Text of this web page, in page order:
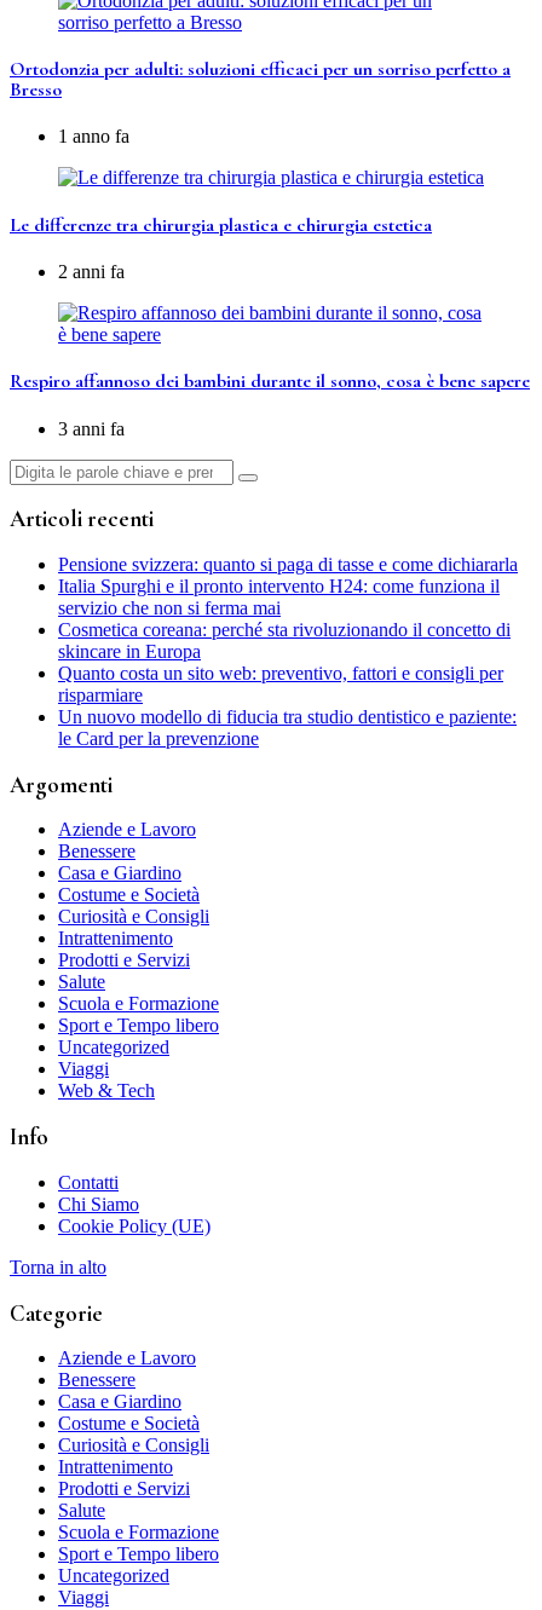
Ortodonzia per adulti: soluzioni efficaci per un sorriso perfetto a
Bresso
1 anno fa
Le differenze tra chirurgia plastica e chirurgia estetica
2 anni fa
Respiro affannoso dei bambini durante il sonno, cosa è bene sapere
3 anni fa
Cerca:
Articoli recenti
Pensione svizzera: quanto si paga di tasse e come dichiararla
Italia Spurghi e il pronto intervento H24: come funziona il
servizio che non si ferma mai
Cosmetica coreana: perché sta rivoluzionando il concetto di
skincare in Europa
Quanto costa un sito web: preventivo, fattori e consigli per
risparmiare
Un nuovo modello di fiducia tra studio dentistico e paziente:
le Card per la prevenzione
Argomenti
Aziende e Lavoro
Benessere
Casa e Giardino
Costume e Società
Curiosità e Consigli
Intrattenimento
Prodotti e Servizi
Salute
Scuola e Formazione
Sport e Tempo libero
Uncategorized
Viaggi
Web & Tech
Info
Contatti
Chi Siamo
Cookie Policy (UE)
Torna in alto
Categorie
Aziende e Lavoro
Benessere
Casa e Giardino
Costume e Società
Curiosità e Consigli
Intrattenimento
Prodotti e Servizi
Salute
Scuola e Formazione
Sport e Tempo libero
Uncategorized
Viaggi